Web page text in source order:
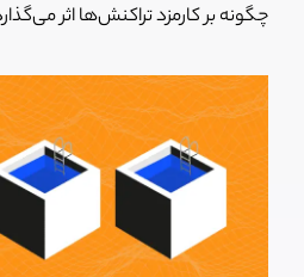
چگونه بر کارمزد تراکنش‌ها اثر